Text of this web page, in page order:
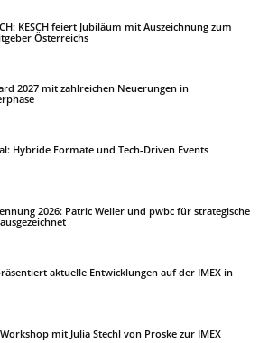
KESCH feiert Jubiläum mit Auszeichnung zum
Österreichs
2027 mit zahlreichen Neuerungen in
Hybride Formate und Tech-Driven Events
2026: Patric Weiler und pwbc für strategische
aktuelle Entwicklungen auf der IMEX in
Workshop mit Julia Stechl von Proske zur IMEX